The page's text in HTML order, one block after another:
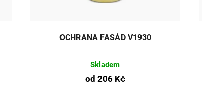
OCHRANA FASÁD V1930
Skladem
od206 Kč